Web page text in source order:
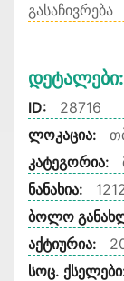
გასაჩივრება
Დეტალები:
ID:
28716
ლოკაცია:
კატეგორია:
ნანახია:
ბოლო
აქტიურია:
სოც.